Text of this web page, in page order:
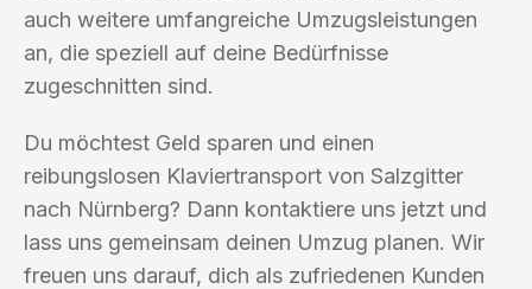
auch weitere umfangreiche Umzugsleistungen
an, die speziell auf deine Bedürfnisse
zugeschnitten sind.
Du möchtest Geld sparen und einen
reibungslosen Klaviertransport von Salzgitter
nach Nürnberg? Dann kontaktiere uns jetzt und
lass uns gemeinsam deinen Umzug planen. Wir
freuen uns darauf, dich als zufriedenen Kunden